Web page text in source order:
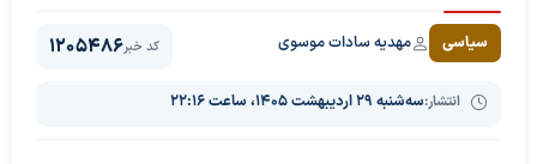
سیاسی مهدیه سادات موسوی
انتشار:سه‌شنبه ۲۹ اردیبهشت ۱۴۰۵، ساعت ۲۲:۱۶
کد خبر1205486